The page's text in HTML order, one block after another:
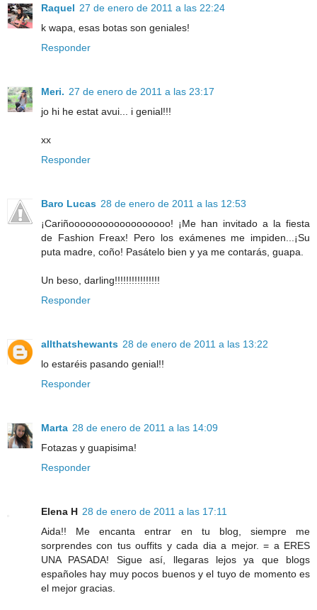
Raquel 27 de enero de 2011 a las 22:24
k wapa, esas botas son geniales!
Responder
Meri. 27 de enero de 2011 a las 23:17
jo hi he estat avui... i genial!!!
xx
Responder
Baro Lucas 28 de enero de 2011 a las 12:53
¡Cariñoooooooooooooooooo! ¡Me han invitado a la fiesta
de Fashion Freax! Pero los exámenes me impiden...¡Su
puta madre, coño! Pasátelo bien y ya me contarás, guapa.
Un beso, darling!!!!!!!!!!!!!!!!
Responder
allthatshewants 28 de enero de 2011 a las 13:22
lo estaréis pasando genial!!
Responder
Marta 28 de enero de 2011 a las 14:09
Fotazas y guapisima!
Responder
Elena H 28 de enero de 2011 a las 17:11
Aida!! Me encanta entrar en tu blog, siempre me
sorprendes con tus ouffits y cada dia a mejor. = a ERES
UNA PASADA! Sigue así, llegaras lejos ya que blogs
españoles hay muy pocos buenos y el tuyo de momento es
el mejor gracias.